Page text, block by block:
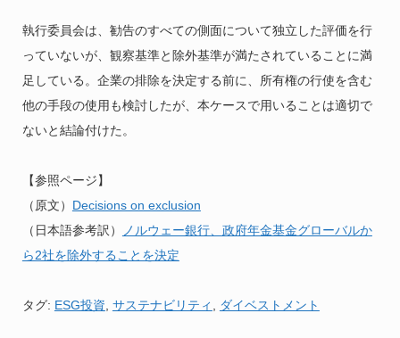
執行委員会は、勧告のすべての側面について独立した評価を行
っていないが、観察基準と除外基準が満たされていることに満
足している。企業の排除を決定する前に、所有権の行使を含む
他の手段の使用も検討したが、本ケースで用いることは適切で
ないと結論付けた。
【参照ページ】
（原文） Decisions on exclusion
（日本語参考訳）
ノルウェー銀行、政府年金基金グローバルか
ら2社を除外することを決定
タグ: ESG投資 サステナビリティ ダイベストメント